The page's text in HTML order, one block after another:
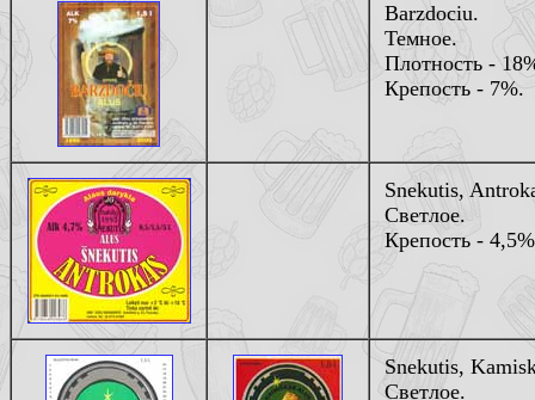
Barzdociu.
Темное.
Плотность -
Крепость - 7%.
Snekutis,
Светлое.
Крепость -
Snekutis,
Светлое.